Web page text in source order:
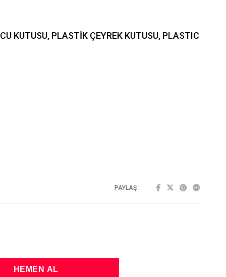
KUTUSU, PLASTİK ÇEYREK KUTUSU, PLASTIC
PAYLAŞ :